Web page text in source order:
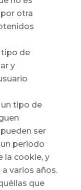
otra
de
y
tipo de
ser
periodo
la cookie, y
varios años.
que